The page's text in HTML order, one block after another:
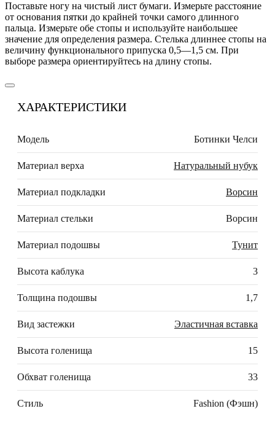
Поставьте ногу на чистый лист бумаги. Измерьте расстояние
от основания пятки до крайней точки самого длинного
пальца. Измерьте обе стопы и используйте наибольшее
значение для определения размера. Стелька длиннее стопы на
величину функционального припуска 0,5—1,5 см. При
выборе размера ориентируйтесь на длину стопы.
ХАРАКТЕРИСТИКИ
Модель Ботинки Челси
Материал верха Натуральный нубук
Материал подкладки Ворсин
Материал стельки Ворсин
Материал подошвы Тунит
Высота каблука 3
Толщина подошвы 1,7
Вид застежки Эластичная вставка
Высота голенища 15
Обхват голенища 33
Стиль Fashion (Фэшн)